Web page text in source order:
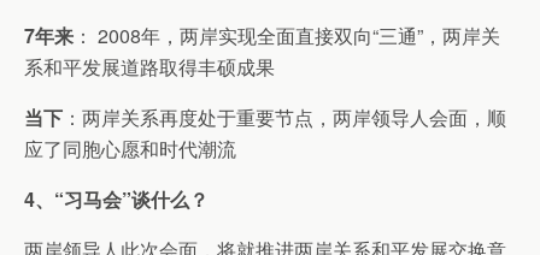
7年来 ： 2008年，两岸实现全面直接双向“三通”，两岸关
系和平发展道路取得丰硕成果
当下 ：两岸关系再度处于重要节点，两岸领导人会面，顺
应了同胞心愿和时代潮流
4、“习马会”谈什么？
两岸领导人此次会面，将就推进两岸关系和平发展交换意